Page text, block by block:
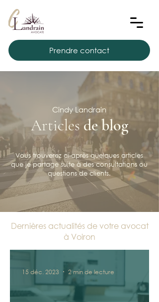
Prendre contact
Cindy Landrain
Articles de blog
Vous trouverez ci-après quelques articles
que je partage suite à des consultations ou
questions de clients.
Dernières actualités de votre avocat
à Voiron
15 déc. 2023 2 min de lecture